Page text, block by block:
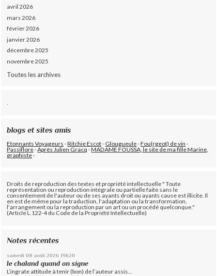
avril 2026
mars 2026
février 2026
janvier 2026
décembre 2025
novembre 2025
Toutes les archives
blogs et sites amis
Etonnants Voyageurs -Ritchie Escot-Glougueule-Fou(rgeot) de vin -
Passiflore-Après Julien Gracq-MADAME FOUSSA, le site de ma fille Marine,
graphiste-
Droits de reproduction des textes et propriété intellectuelle " Toute
représentation ou reproduction intégrale ou partielle faite sans le
consentement de l'auteur ou de ses ayants droit ou ayants cause est illicite. Il
en est de même pour la traduction, l'adaptation ou la transformation,
l'arrangement ou la reproduction par un art ou un procédé quelconque."
(Article L.122-4 du Code de la Propriété Intellectuelle)
Notes récentes
samedi 08 août 2026 19h20
le chaland quand on signe
L’ingrate attitude à tenir (bon) de l’auteur assis...